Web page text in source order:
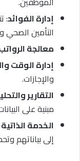
إدارة الفوائد:
التأمين الصحي
معالجة
إدارة الوقت
والإجازات.
التقارير
مبنية على
الخدمة
إلى بياناتهم